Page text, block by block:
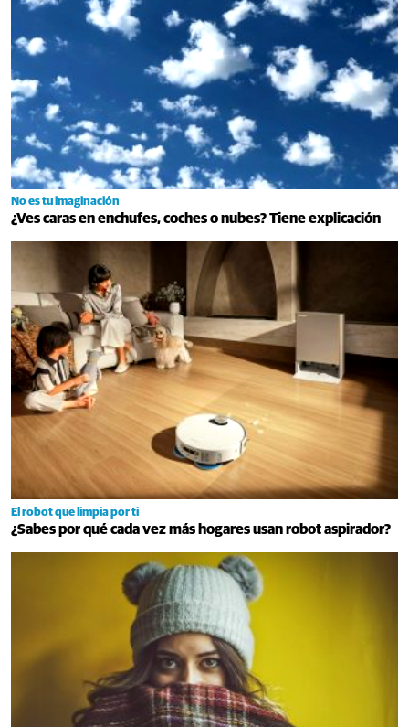
No es tu imaginación
¿Ves caras en enchufes, coches o nubes? Tiene explicación
El robot que limpia por ti
¿Sabes por qué cada vez más hogares usan robot aspirador?